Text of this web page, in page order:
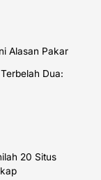
Alasan Pakar
Dua:
20 Situs